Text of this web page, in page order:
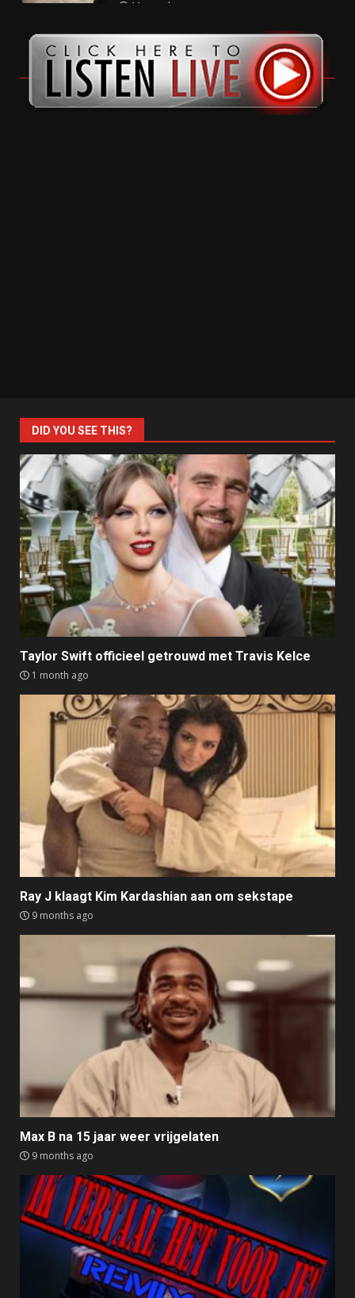
11 months ago
DID YOU SEE THIS?
Taylor Swift officieel getrouwd met Travis Kelce
1 month ago
Ray J klaagt Kim Kardashian aan om sekstape
9 months ago
Max B na 15 jaar weer vrijgelaten
9 months ago